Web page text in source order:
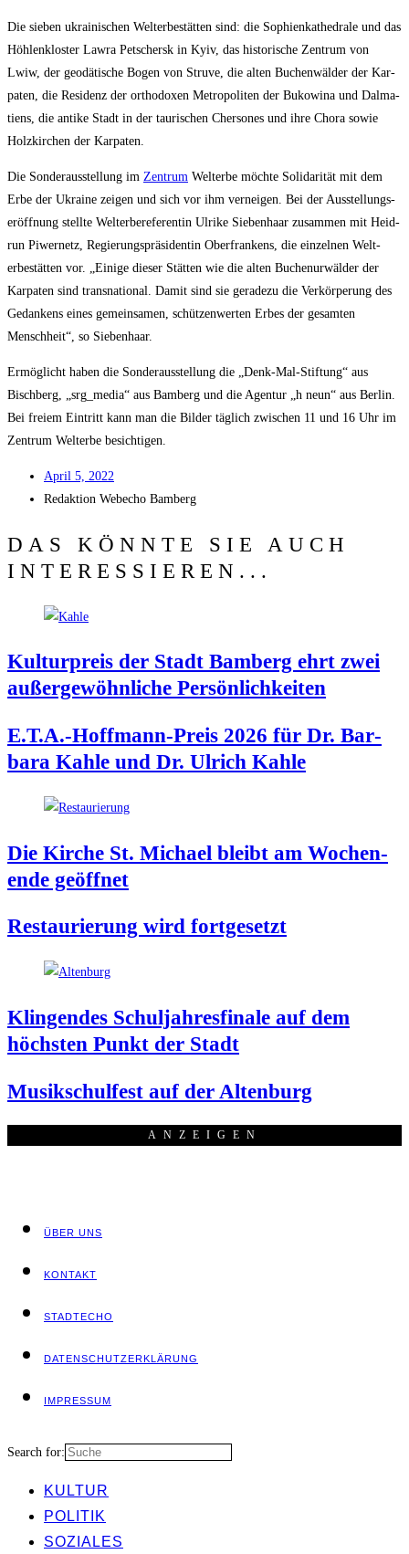
Die sie­ben ukrai­ni­schen Welt­erbe­stät­ten sind: die Sophien­ka­the­dra­le und das
Höh­len­klos­ter Lawra Pet­schersk in Kyiv, das his­to­ri­sche Zen­trum von
Lwiw, der geo­dä­ti­sche Bogen von Struve, die alten Buchen­wäl­der der Kar­
pa­ten, die Resi­denz der ortho­do­xen Metro­po­li­ten der Buko­wi­na und Dal­ma­
ti­ens, die anti­ke Stadt in der tau­ri­schen Cher­so­nes und ihre Cho­ra sowie
Holz­kir­chen der Karpaten.
Die Son­der­aus­stel­lung im Zen­trum Welt­erbe möch­te Soli­da­ri­tät mit dem
Erbe der Ukrai­ne zei­gen und sich vor ihm ver­nei­gen. Bei der Aus­stel­lungs­
er­öff­nung stell­te Welt­erbe­re­fe­ren­tin Ulri­ke Sie­ben­haar zusam­men mit Heid­
run Piwer­netz, Regie­rungs­prä­si­den­tin Ober­fran­kens, die ein­zel­nen Welt­
erbe­stät­ten vor. „Eini­ge die­ser Stät­ten wie die alten Buchen­ur­wäl­der der
Kar­pa­ten sind trans­na­tio­nal. Damit sind sie gera­de­zu die Ver­kör­pe­rung des
Gedan­kens eines gemein­sa­men, schüt­zen­wer­ten Erbes der gesam­ten
Mensch­heit“, so Siebenhaar.
Ermög­licht haben die Son­der­aus­stel­lung die „Denk-Mal-Stif­tung“ aus
Bisch­berg, „srg_​media“ aus Bam­berg und die Agen­tur „h neun“ aus Ber­lin.
Bei frei­em Ein­tritt kann man die Bil­der täg­lich zwi­schen 11 und 16 Uhr im
Zen­trum Welt­erbe besichtigen.
April 5, 2022
Redak­ti­on Web­echo Bamberg
DAS KÖNNTE SIE AUCH
INTERESSIEREN...
Kul­tur­preis der Stadt Bam­berg ehrt zwei
außer­ge­wöhn­li­che Persönlichkeiten
E.T.A.-Hoffmann-Preis 2026 für Dr. Bar­
ba­ra Kah­le und Dr. Ulrich Kahle
Die Kir­che St. Micha­el bleibt am Wochen­
en­de geöffnet
Restau­rie­rung wird fortgesetzt
Klin­gen­des Schul­jah­res­fi­na­le auf dem
höchs­ten Punkt der Stadt
Musik­schul­fest auf der Altenburg
ANZEI­GEN
ÜBER UNS
KON­TAKT
STADT­ECHO
DATEN­SCHUTZ­ER­KLÄ­RUNG
IMPRES­SUM
Search for:
KUL­TUR
POLI­TIK
SOZIA­LES